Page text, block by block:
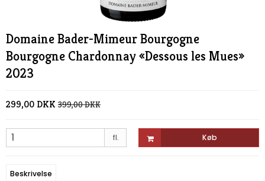
Domaine Bader-Mimeur Bourgogne
Bourgogne Chardonnay «Dessous les Mues»
2023
299,00 DKK 399,00 DKK
fl. Køb
Beskrivelse